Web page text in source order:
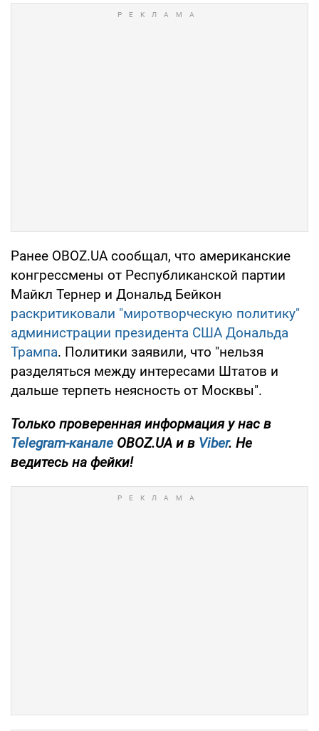
Ранее OBOZ.UA сообщал, что американские
конгрессмены от Республиканской партии
Майкл Тернер и Дональд Бейкон
раскритиковали "миротворческую политику"
администрации президента США Дональда
Трампа. Политики заявили, что "нельзя
разделяться между интересами Штатов и
дальше терпеть неясность от Москвы".
Только проверенная информация у нас в
Telegram-канале OBOZ.UA и в Viber. Не
ведитесь на фейки!